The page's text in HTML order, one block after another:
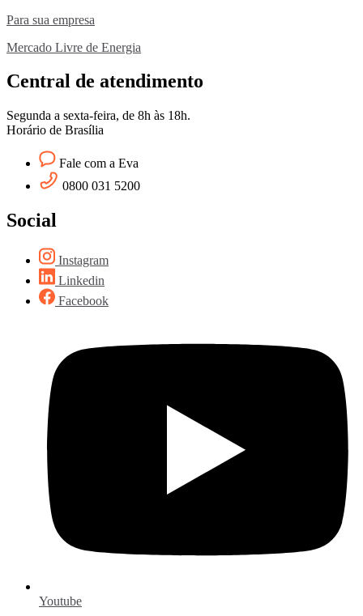
Para sua empresa
Mercado Livre de Energia
Central de atendimento
Segunda a sexta-feira, de 8h às 18h.
Horário de Brasília
Fale com a Eva
0800 031 5200
Social
Instagram
Linkedin
Facebook
Youtube